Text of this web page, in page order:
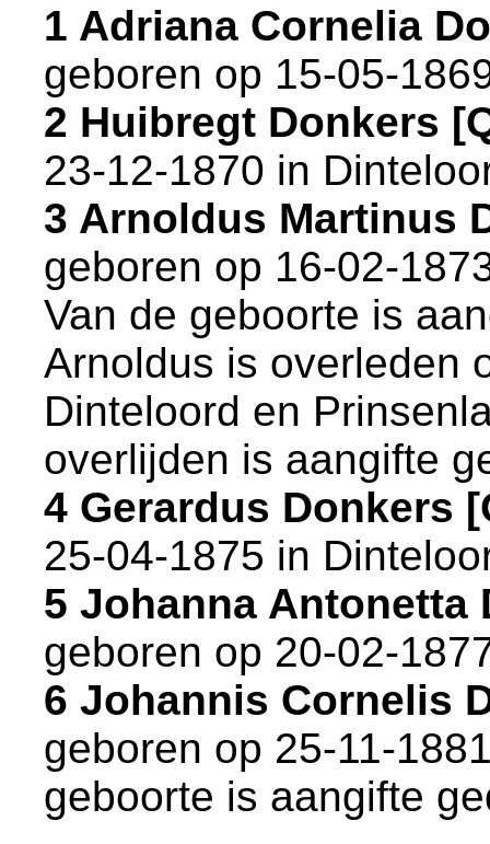
1 Adriana Cornelia
geboren op 15-05-
2 Huibregt Donkers
23-12-1870 in
3 Arnoldus Martinus
geboren op 16-02-
Van de geboorte is
Arnoldus is overleden
Dinteloord en
overlijden is aangifte
4 Gerardus Donkers
25-04-1875 in
5 Johanna Antonetta
geboren op 20-02-
6 Johannis Cornelis
geboren op 25-11-
geboorte is aangifte